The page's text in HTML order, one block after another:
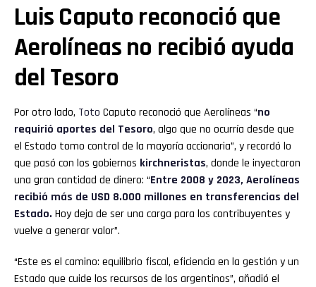
Luis Caputo reconoció que
Aerolíneas no recibió ayuda
del Tesoro
Por otro lado, Toto Caputo reconoció que Aerolíneas “no
requirió aportes del Tesoro, algo que no ocurría desde que
el Estado tomo control de la mayoría accionaria”, y recordó lo
que pasó con los gobiernos kirchneristas, donde le inyectaron
una gran cantidad de dinero: “Entre 2008 y 2023, Aerolíneas
recibió más de USD 8.000 millones en transferencias del
Estado. Hoy deja de ser una carga para los contribuyentes y
vuelve a generar valor”.
“Este es el camino: equilibrio fiscal, eficiencia en la gestión y un
Estado que cuide los recursos de los argentinos”, añadió el